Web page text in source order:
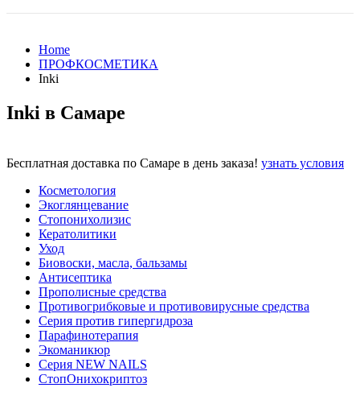
Home
ПРОФКОСМЕТИКА
Inki
Inki в Самаре
Бесплатная доставка по Самаре в день заказа! узнать условия
Косметология
Экоглянцевание
Стопонихолизис
Кератолитики
Уход
Биовоски, масла, бальзамы
Антисептика
Прополисные средства
Противогрибковые и противовирусные средства
Серия против гипергидроза
Парафинотерапия
Экоманикюр
Серия NEW NAILS
СтопОнихокриптоз